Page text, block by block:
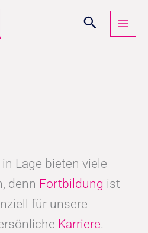
in Lage bieten viele
denn Fortbildung ist
für unsere
Karriere.